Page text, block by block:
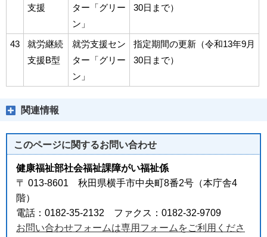
支援
ター「グリー
ン」
30日まで）
43
就労継続
支援B型
就労支援セン
ター「グリー
ン」
指定期間の更新（令和13年9月
30日まで）
関連情報
このページに関するお問い合わせ
健康福祉部社会福祉課障がい福祉係
〒 013-8601 秋田県横手市中央町8番2号（本庁舎4
階）
電話：0182-35-2132 ファクス：0182-32-9709
お問い合わせフォームは専用フォームをご利用くださ